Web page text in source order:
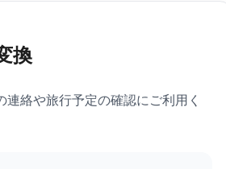
換
絡や旅行予定の確認にご利用く